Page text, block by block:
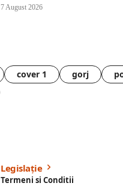
7 August 2026
cover 1 gorj
Legislație
Termeni si Conditii